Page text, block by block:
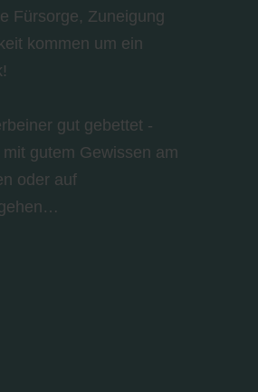
Fürsorge, Zuneigung
kommen um ein
gut gebettet -
gutem Gewissen am
oder auf